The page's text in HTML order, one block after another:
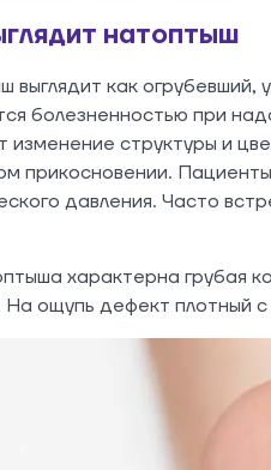
натоптыш
выглядит как
болезненностью при
изменение структуры и
прикосновении.
давления. Часто
характерна грубая
На ощупь дефект плотный